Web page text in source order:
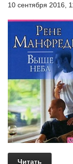
10 сентября 2016,
Читать